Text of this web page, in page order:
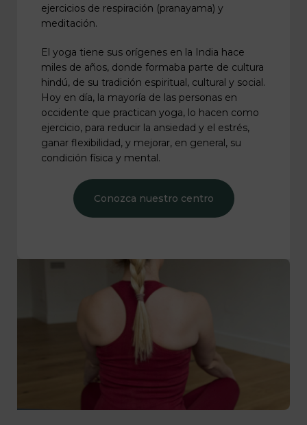
ejercicios de respiración (pranayama) y
meditación.
El yoga tiene sus orígenes en la India hace
miles de años, donde formaba parte de cultura
hindú, de su tradición espiritual, cultural y social.
Hoy en día, la mayoría de las personas en
occidente que practican yoga, lo hacen como
ejercicio, para reducir la ansiedad y el estrés,
ganar flexibilidad, y mejorar, en general, su
condición física y mental.
Conozca nuestro centro